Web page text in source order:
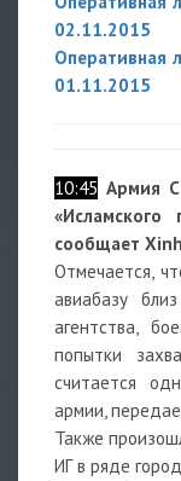
02.11.2015
Оперативная
01.11.2015
10:45 Армия
«Исламского
сообщает
Отмечается,
авиабазу
агентства,
попытки
считается
армии,
Также
ИГ в ряде